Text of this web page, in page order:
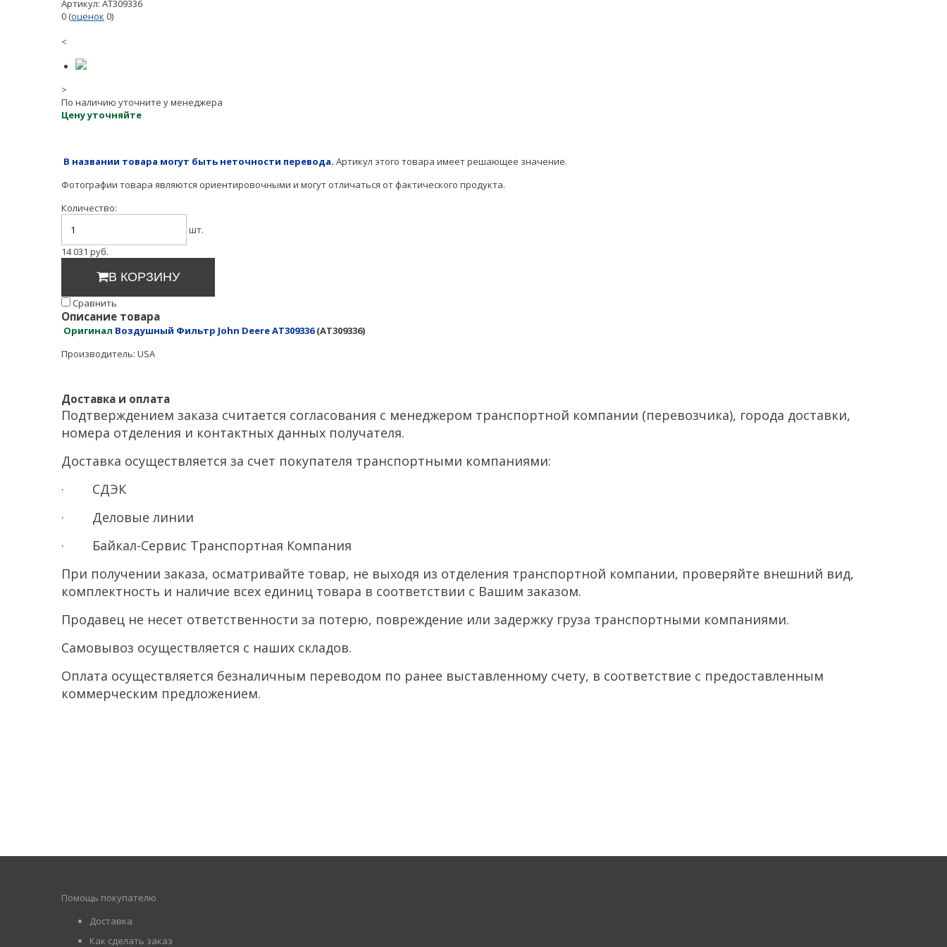
Артикул: AT309336
0 (оценок 0)
<
>
По наличию уточните у менеджера
Цену уточняйте
В названии товара могут быть неточности перевода. Артикул этого товара имеет решающее значение.
Фотографии товара являются ориентировочными и могут отличаться от фактического продукта.
Количество:
шт.
14 031 руб.
В КОРЗИНУ
Cравнить
Описание товара
Оригинал Воздушный Фильтр John Deere AT309336(AT309336)
Производитель: USA
Доставка и оплата
Подтверждением заказа считается согласования с менеджером транспортной компании (перевозчика), города доставки,
номера отделения и контактных данных получателя.
Доставка осуществляется за счет покупателя транспортными компаниями:
· СДЭК
· Деловые линии
· Байкал-Сервис Транспортная Компания
При получении заказа, осматривайте товар, не выходя из отделения транспортной компании, проверяйте внешний вид,
комплектность и наличие всех единиц товара в соответствии с Вашим заказом.
Продавец не несет ответственности за потерю, повреждение или задержку груза транспортными компаниями.
Самовывоз осуществляется с наших складов.
Оплата осуществляется безналичным переводом по ранее выставленному счету, в соответствие с предоставленным
коммерческим предложением.
Помощь покупателю
Доставка
Как сделать заказ